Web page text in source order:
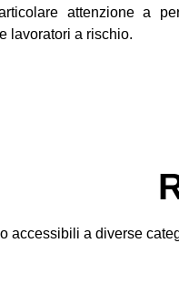
attenzione a
lavoratori a rischio.
accessibili a diverse